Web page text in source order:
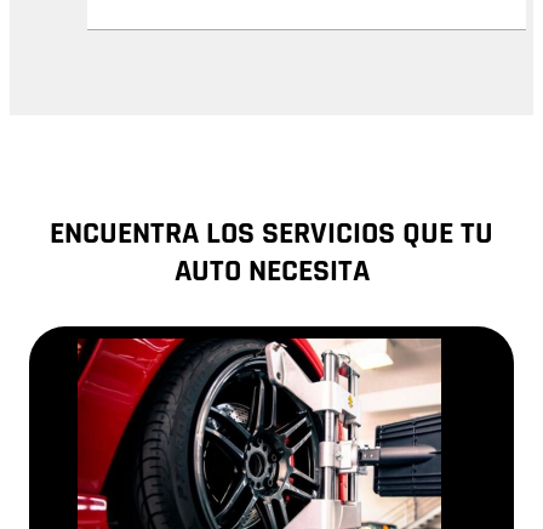
ENCUENTRA LOS SERVICIOS QUE TU
AUTO NECESITA